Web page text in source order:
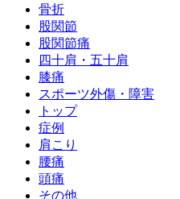
骨折
股関節
股関節痛
四十肩・五十肩
膝痛
スポーツ外傷・障害
トップ
症例
肩こり
腰痛
頭痛
その他